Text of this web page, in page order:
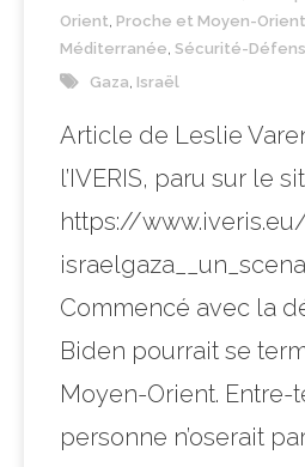
Orient, Proche et Moyen-
Méditerranée, Sécurité-
Gaza, Israël
Article de Leslie
l’IVERIS, paru sur le
https://
Commencé avec la
Biden pourrait se
Moyen-Orient. Entre-
personne n’oserait